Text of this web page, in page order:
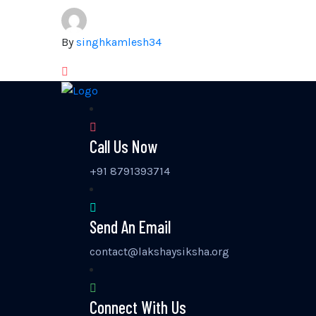
Bysinghkamlesh34
Call Us Now
+91 8791393714
Send An Email
contact@lakshaysiksha.org
Connect With Us